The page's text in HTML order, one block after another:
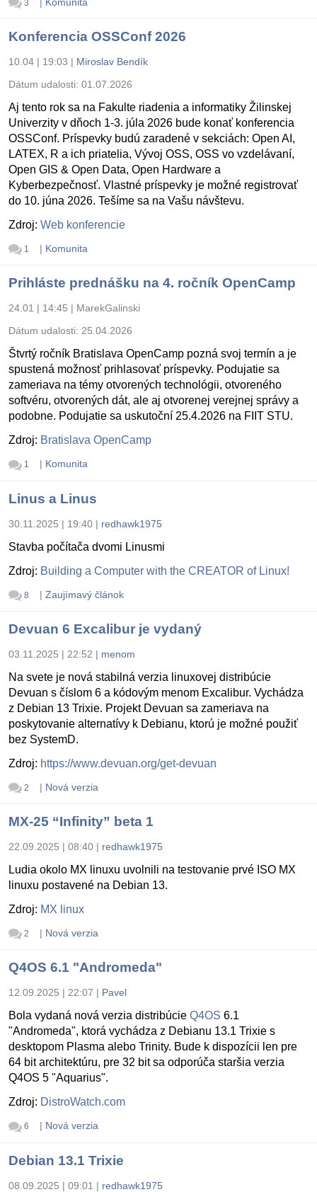
3
Konferencia OSSConf 2026
10.04 | 19:03 | Miroslav Bendík
Dátum udalosti: 01.07.2026
Aj tento rok sa na Fakulte riadenia a informatiky Žilinskej
Univerzity v dňoch 1-3. júla 2026 bude konať konferencia
OSSConf. Príspevky budú zaradené v sekciách: Open AI,
LATEX, R a ich priatelia, Vývoj OSS, OSS vo vzdelávaní,
Open GIS & Open Data, Open Hardware a
Kyberbezpečnosť. Vlastné príspevky je možné registrovať
do 10. júna 2026. Tešíme sa na Vašu návštevu.
Zdroj: Web konferencie
1 | Komunita
Prihláste prednášku na 4. ročník OpenCamp
24.01 | 14:45 | MarekGalinski
Dátum udalosti: 25.04.2026
Štvrtý ročník Bratislava OpenCamp pozná svoj termín a je
spustená možnosť prihlasovať príspevky. Podujatie sa
zameriava na témy otvorených technológii, otvoreného
softvéru, otvorených dát, ale aj otvorenej verejnej správy a
podobne. Podujatie sa uskutoční 25.4.2026 na FIIT STU.
Zdroj: Bratislava OpenCamp
1 | Komunita
Linus a Linus
30.11.2025 | 19:40 | redhawk1975
Stavba počítača dvomi Linusmi
Zdroj: Building a Computer with the CREATOR of Linux!
8 | Zaujímavý článok
Devuan 6 Excalibur je vydaný
03.11.2025 | 22:52 | menom
Na svete je nová stabilná verzia linuxovej distribúcie
Devuan s číslom 6 a kódovým menom Excalibur. Vychádza
z Debian 13 Trixie. Projekt Devuan sa zameriava na
poskytovanie alternatívy k Debianu, ktorú je možné použiť
bez SystemD.
Zdroj: https://www.devuan.org/get-devuan
2 | Nová verzia
MX-25 “Infinity” beta 1
22.09.2025 | 08:40 | redhawk1975
Ludia okolo MX linuxu uvolnili na testovanie prvé ISO MX
linuxu postavené na Debian 13.
Zdroj: MX linux
2 | Nová verzia
Q4OS 6.1 "Andromeda"
12.09.2025 | 22:07 | Pavel
Bola vydaná nová verzia distribúcie Q4OS 6.1
"Andromeda", ktorá vychádza z Debianu 13.1 Trixie s
desktopom Plasma alebo Trinity. Bude k dispozícii len pre
64 bit architektúru, pre 32 bit sa odporúča staršia verzia
Q4OS 5 "Aquarius".
Zdroj: DistroWatch.com
6 | Nová verzia
Debian 13.1 Trixie
08.09.2025 | 09:01 | redhawk1975